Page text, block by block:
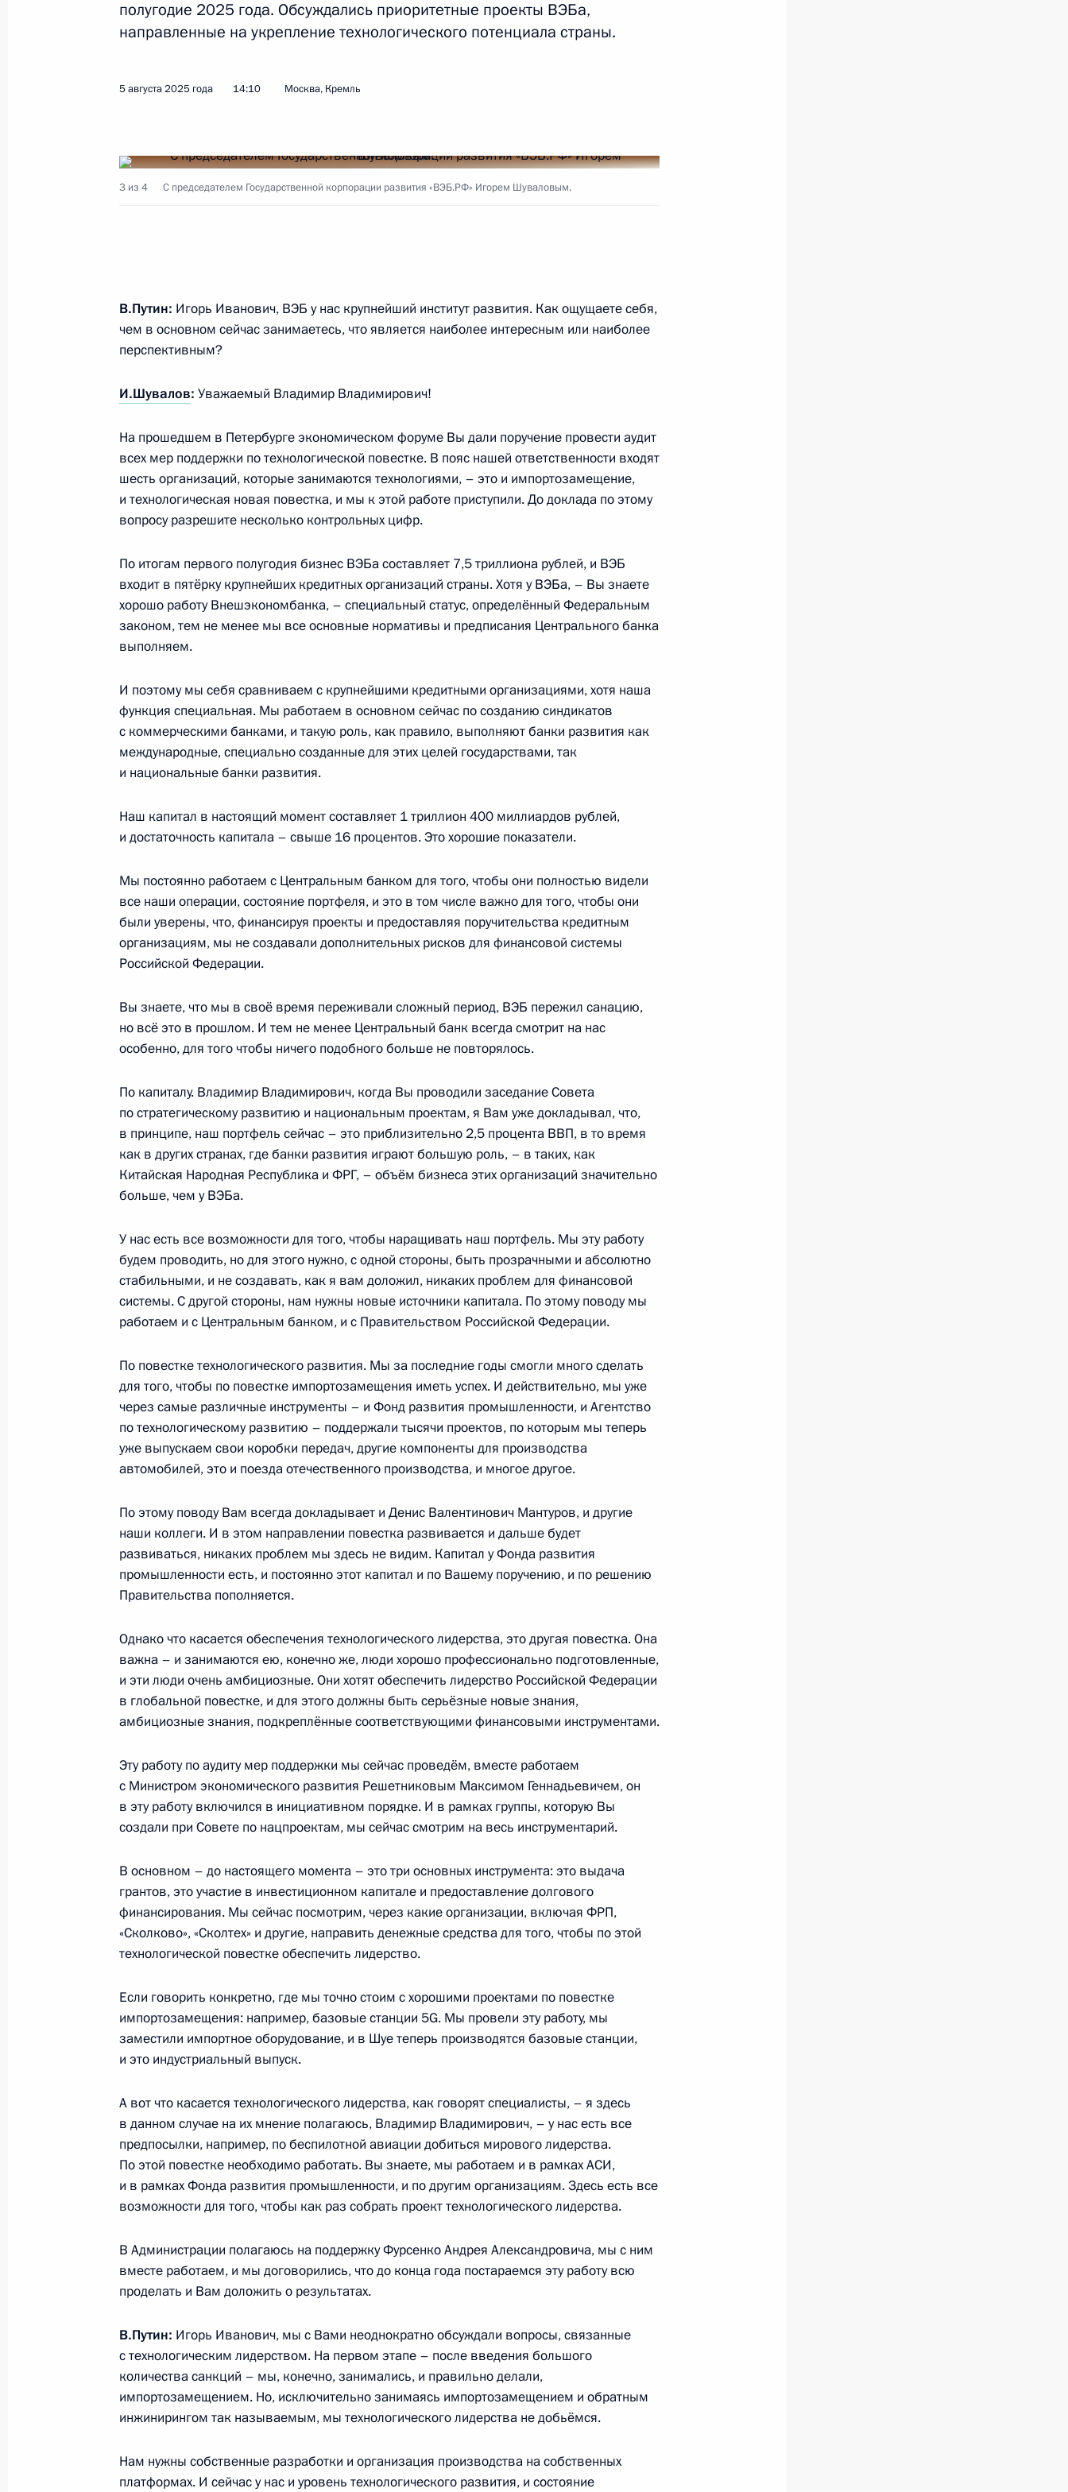
Гольдштейном
19 августа 2025 года, 13:15 Москва, Кремль
Встреча с временно исполняющим обязанности губернатора
Ростовской области Юрием Слюсарем
18 августа 2025 года, 13:30
общества
18 августа 2025 года, 00:00
Совещание по итогам российско-американской встречи в верхах
16 августа 2025 года, 18:10 Москва, Кремль
Встреча с губернатором Чукотки Владиславом Кузнецовым
16 августа 2025 года, 08:30 Анадырь
Совместная пресс-конференция Президента России
Анкоридж, Аляска
15 августа 2025 года, пятница
Встреча с губернатором Магаданской области Сергеем Носовым
15 августа 2025 года, 17:05
Совещание о ходе реализации мастер-плана Магадана
14 августа 2025 года, четверг
Совещание о подготовке российско-американской встречи
в верхах
13 августа 2025 года, среда
Встреча с руководителем ФНС Даниилом Егоровым
12 августа 2025 года, вторник
Совещание по экономическим вопросам
11 августа 2025 года, понедельник
Встреча с губернатором Омской области Виталием Хоценко
8 августа 2025 года, пятница
Совещание с постоянными членами Совета Безопасности
8 августа 2025 года, 13:20
2
7 августа 2025 года, четверг
Ответы на вопросы представителей СМИ
7 августа 2025 года, 15:00 Москва, Кремль
Встреча с Президентом ОАЭ Мухаммедом Аль Нахайяном
7 августа 2025 года, 13:35 Москва, Кремль
6 августа 2025 года, среда
Открытие новых инфраструктурных объектов в регионах
6 августа 2025 года, 19:20 Москва, Кремль
Российско-малайзийские переговоры
5 августа 2025 года, вторник
Встреча с председателем госкорпорации развития «ВЭБ.РФ»
Игорем Шуваловым
5 августа 2025 года, 14:10 Москва, Кремль
4
4 августа 2025 года, понедельник
Встреча с главой Донецкой Народной Республики Денисом
полугодие 2025 года. Обсуждались приоритетные проекты ВЭБа,
направленные на укрепление технологического потенциала страны.
5 августа 2025 года 14:10 Москва, Кремль
3 из 4 С председателем Государственной корпорации развития «ВЭБ.РФ» Игорем Шуваловым.
В.Путин: Игорь Иванович, ВЭБ у нас крупнейший институт развития. Как ощущаете себя,
чем в основном сейчас занимаетесь, что является наиболее интересным или наиболее
перспективным?
И.Шувалов: Уважаемый Владимир Владимирович!
На прошедшем в Петербурге экономическом форуме Вы дали поручение провести аудит
всех мер поддержки по технологической повестке. В пояс нашей ответственности входят
шесть организаций, которые занимаются технологиями, – это и импортозамещение,
и технологическая новая повестка, и мы к этой работе приступили. До доклада по этому
вопросу разрешите несколько контрольных цифр.
По итогам первого полугодия бизнес ВЭБа составляет 7,5 триллиона рублей, и ВЭБ
входит в пятёрку крупнейших кредитных организаций страны. Хотя у ВЭБа, – Вы знаете
хорошо работу Внешэкономбанка, – специальный статус, определённый Федеральным
законом, тем не менее мы все основные нормативы и предписания Центрального банка
выполняем.
И поэтому мы себя сравниваем с крупнейшими кредитными организациями, хотя наша
функция специальная. Мы работаем в основном сейчас по созданию синдикатов
с коммерческими банками, и такую роль, как правило, выполняют банки развития как
международные, специально созданные для этих целей государствами, так
и национальные банки развития.
Наш капитал в настоящий момент составляет 1 триллион 400 миллиардов рублей,
и достаточность капитала – свыше 16 процентов. Это хорошие показатели.
Мы постоянно работаем с Центральным банком для того, чтобы они полностью видели
все наши операции, состояние портфеля, и это в том числе важно для того, чтобы они
были уверены, что, финансируя проекты и предоставляя поручительства кредитным
организациям, мы не создавали дополнительных рисков для финансовой системы
Российской Федерации.
Вы знаете, что мы в своё время переживали сложный период, ВЭБ пережил санацию,
но всё это в прошлом. И тем не менее Центральный банк всегда смотрит на нас
особенно, для того чтобы ничего подобного больше не повторялось.
По капиталу. Владимир Владимирович, когда Вы проводили заседание Совета
по стратегическому развитию и национальным проектам, я Вам уже докладывал, что,
в принципе, наш портфель сейчас – это приблизительно 2,5 процента ВВП, в то время
как в других странах, где банки развития играют большую роль, – в таких, как
Китайская Народная Республика и ФРГ, – объём бизнеса этих организаций значительно
больше, чем у ВЭБа.
У нас есть все возможности для того, чтобы наращивать наш портфель. Мы эту работу
будем проводить, но для этого нужно, с одной стороны, быть прозрачными и абсолютно
стабильными, и не создавать, как я вам доложил, никаких проблем для финансовой
системы. С другой стороны, нам нужны новые источники капитала. По этому поводу мы
работаем и с Центральным банком, и с Правительством Российской Федерации.
По повестке технологического развития. Мы за последние годы смогли много сделать
для того, чтобы по повестке импортозамещения иметь успех. И действительно, мы уже
через самые различные инструменты – и Фонд развития промышленности, и Агентство
по технологическому развитию – поддержали тысячи проектов, по которым мы теперь
уже выпускаем свои коробки передач, другие компоненты для производства
автомобилей, это и поезда отечественного производства, и многое другое.
По этому поводу Вам всегда докладывает и Денис Валентинович Мантуров, и другие
наши коллеги. И в этом направлении повестка развивается и дальше будет
развиваться, никаких проблем мы здесь не видим. Капитал у Фонда развития
промышленности есть, и постоянно этот капитал и по Вашему поручению, и по решению
Правительства пополняется.
Однако что касается обеспечения технологического лидерства, это другая повестка. Она
важна – и занимаются ею, конечно же, люди хорошо профессионально подготовленные,
и эти люди очень амбициозные. Они хотят обеспечить лидерство Российской Федерации
в глобальной повестке, и для этого должны быть серьёзные новые знания,
амбициозные знания, подкреплённые соответствующими финансовыми инструментами.
Эту работу по аудиту мер поддержки мы сейчас проведём, вместе работаем
с Министром экономического развития Решетниковым Максимом Геннадьевичем, он
в эту работу включился в инициативном порядке. И в рамках группы, которую Вы
создали при Совете по нацпроектам, мы сейчас смотрим на весь инструментарий.
В основном – до настоящего момента – это три основных инструмента: это выдача
грантов, это участие в инвестиционном капитале и предоставление долгового
финансирования. Мы сейчас посмотрим, через какие организации, включая ФРП,
«Сколково», «Сколтех» и другие, направить денежные средства для того, чтобы по этой
технологической повестке обеспечить лидерство.
Если говорить конкретно, где мы точно стоим с хорошими проектами по повестке
импортозамещения: например, базовые станции 5G. Мы провели эту работу, мы
заместили импортное оборудование, и в Шуе теперь производятся базовые станции,
и это индустриальный выпуск.
А вот что касается технологического лидерства, как говорят специалисты, – я здесь
в данном случае на их мнение полагаюсь, Владимир Владимирович, – у нас есть все
предпосылки, например, по беспилотной авиации добиться мирового лидерства.
По этой повестке необходимо работать. Вы знаете, мы работаем и в рамках АСИ,
и в рамках Фонда развития промышленности, и по другим организациям. Здесь есть все
возможности для того, чтобы как раз собрать проект технологического лидерства.
В Администрации полагаюсь на поддержку Фурсенко Андрея Александровича, мы с ним
вместе работаем, и мы договорились, что до конца года постараемся эту работу всю
проделать и Вам доложить о результатах.
В.Путин: Игорь Иванович, мы с Вами неоднократно обсуждали вопросы, связанные
с технологическим лидерством. На первом этапе – после введения большого
количества санкций – мы, конечно, занимались, и правильно делали,
импортозамещением. Но, исключительно занимаясь импортозамещением и обратным
инжинирингом так называемым, мы технологического лидерства не добьёмся.
Нам нужны собственные разработки и организация производства на собственных
платформах. И сейчас у нас и уровень технологического развития, и состояние